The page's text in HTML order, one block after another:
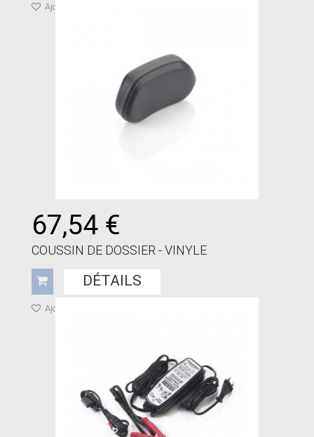
Ajouter à ma liste de cadeaux
67,54 €
COUSSIN DE DOSSIER - VINYLE
DÉTAILS
Ajouter à ma liste de cadeaux